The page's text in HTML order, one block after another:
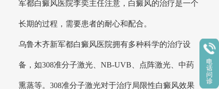
军都白癜风医院李奕主任注意，白癜风的治疗是一个
长期的过程，需要患者的耐心和配合。
乌鲁木齐新军都白癜风医院拥有多种科学的治疗设
备，如308准分子激光、NB-UVB、点阵激光、中药
熏蒸等。308准分子激光对于治疗局限性白癜风效果